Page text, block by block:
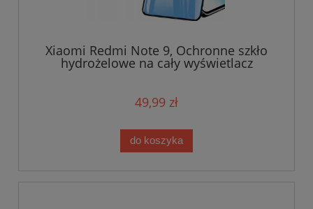
Xiaomi Redmi Note 9, Ochronne szkło
hydrożelowe na cały wyświetlacz
49,99 zł
do koszyka